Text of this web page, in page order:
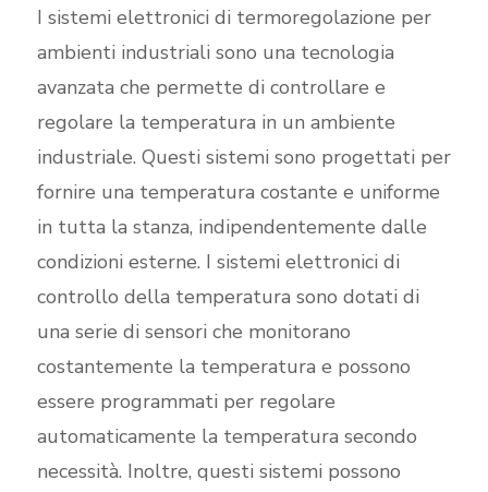
I sistemi elettronici di termoregolazione per
ambienti industriali sono una tecnologia
avanzata che permette di controllare e
regolare la temperatura in un ambiente
industriale. Questi sistemi sono progettati per
fornire una temperatura costante e uniforme
in tutta la stanza, indipendentemente dalle
condizioni esterne. I sistemi elettronici di
controllo della temperatura sono dotati di
una serie di sensori che monitorano
costantemente la temperatura e possono
essere programmati per regolare
automaticamente la temperatura secondo
necessità. Inoltre, questi sistemi possono